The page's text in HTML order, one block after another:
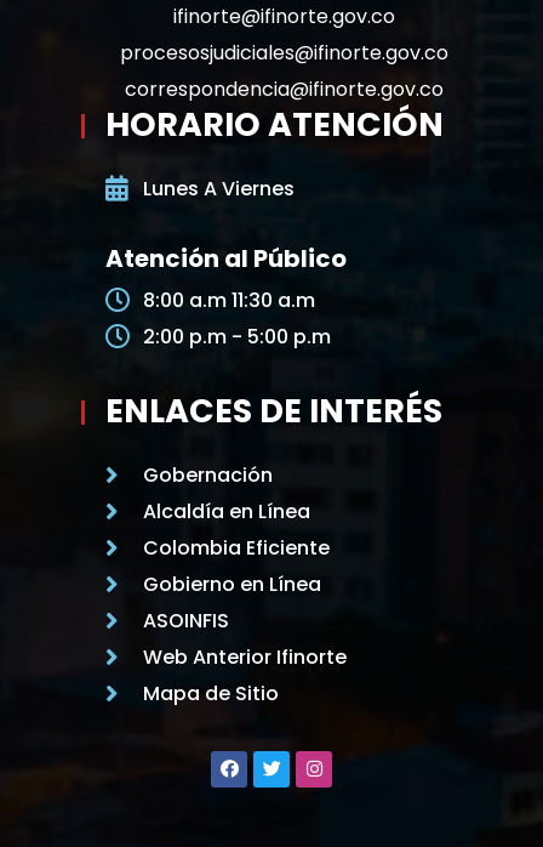
ifinorte@ifinorte.gov.co
procesosjudiciales@ifinorte.gov.co
correspondencia@ifinorte.gov.co
HORARIO ATENCIÓN
Lunes A Viernes
Atención al Público
8:00 a.m 11:30 a.m
2:00 p.m - 5:00 p.m
ENLACES DE INTERÉS
Gobernación
Alcaldía en Línea
Colombia Eficiente
Gobierno en Línea
ASOINFIS
Web Anterior Ifinorte
Mapa de Sitio